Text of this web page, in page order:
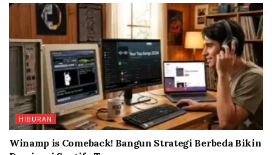
HIBURAN
Winamp is Comeback! Bangun Strategi Berbeda Bikin